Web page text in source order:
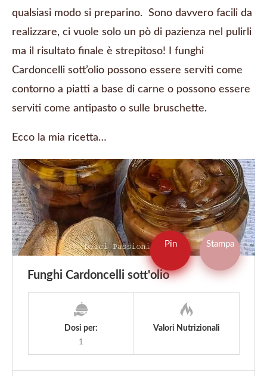
qualsiasi modo si preparino. Sono davvero facili da
realizzare, ci vuole solo un pò di pazienza nel pulirli
ma il risultato finale è strepitoso! I funghi
Cardoncelli sott’olio possono essere serviti come
contorno a piatti a base di carne o possono essere
serviti come antipasto o sulle bruschette.
Ecco la mia ricetta…
Pin Stampa
Funghi Cardoncelli sott'olio
Dosi per:
1
Valori Nutrizionali